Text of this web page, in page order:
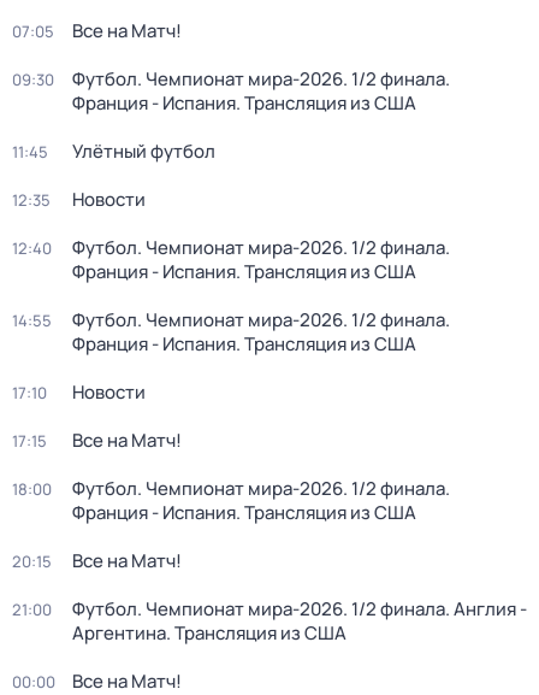
07:05 Все на Матч!
09:30
Футбол. Чемпионат мира-2026. 1/2 финала.
Франция - Испания. Трансляция из США
11:45 Улётный футбол
12:35 Новости
12:40
Футбол. Чемпионат мира-2026. 1/2 финала.
Франция - Испания. Трансляция из США
14:55
Футбол. Чемпионат мира-2026. 1/2 финала.
Франция - Испания. Трансляция из США
17:10 Новости
17:15 Все на Матч!
18:00
Футбол. Чемпионат мира-2026. 1/2 финала.
Франция - Испания. Трансляция из США
20:15 Все на Матч!
21:00
Футбол. Чемпионат мира-2026. 1/2 финала. Англия -
Аргентина. Трансляция из США
00:00 Все на Матч!